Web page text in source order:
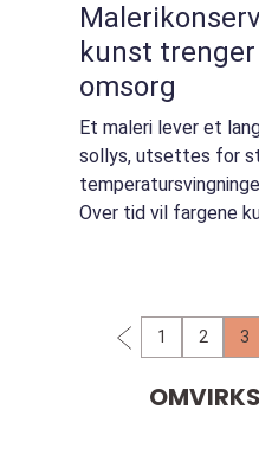
kunst trenger
omsorg
Et maleri lever et
sollys, utsettes for
Over tid vil fargene
1 2 3